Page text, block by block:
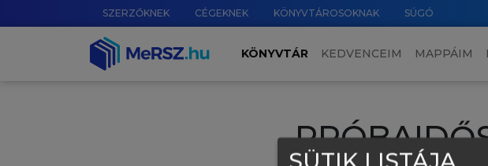
SZERZŐKNEK CÉGEKNEK KÖNYVTÁROSOKNAK SÚGÓ
KÖNYVTÁR KEDVENCEIM MAPPÁIM